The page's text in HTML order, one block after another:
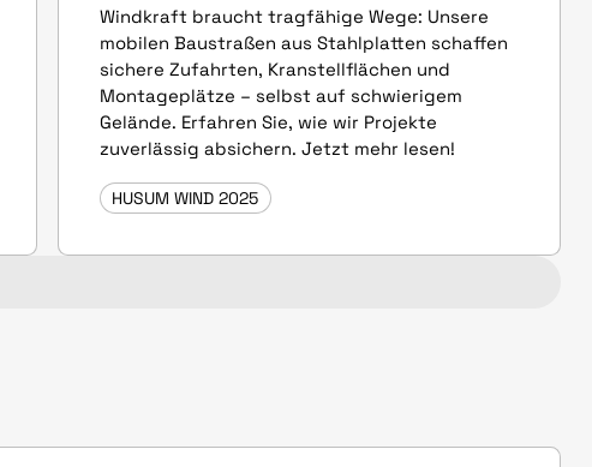
Windkraft braucht tragfähige Wege: Unsere
mobilen Baustraßen aus Stahlplatten schaffen
sichere Zufahrten, Kranstellflächen und
Montageplätze – selbst auf schwierigem
Gelände. Erfahren Sie, wie wir Projekte
zuverlässig absichern. Jetzt mehr lesen!
HUSUM WIND 2025